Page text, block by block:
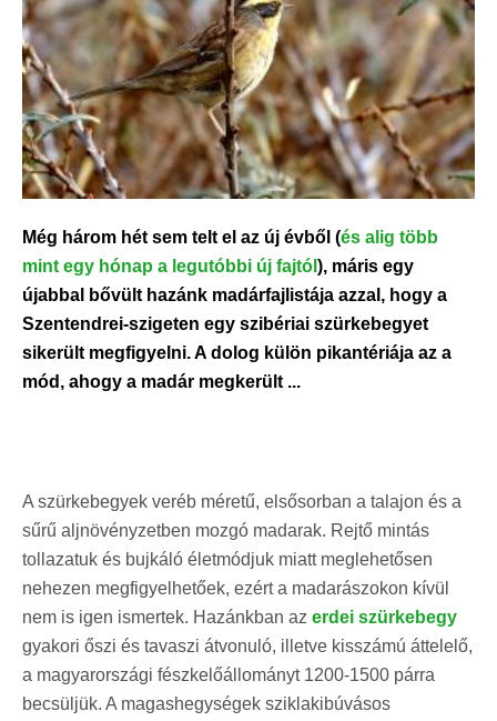
Még három hét sem telt el az új évből (és alig több
mint egy hónap a legutóbbi új fajtól ), máris egy
újabbal bővült hazánk madárfajlistája azzal, hogy a
Szentendrei-szigeten egy szibériai szürkebegyet
sikerült megfigyelni. A dolog külön pikantériája az a
mód, ahogy a madár megkerült ...
A szürkebegyek veréb méretű, elsősorban a talajon és a
sűrű aljnövényzetben mozgó madarak. Rejtő mintás
tollazatuk és bujkáló életmódjuk miatt meglehetősen
nehezen megfigyelhetőek, ezért a madarászokon kívül
nem is igen ismertek. Hazánkban az erdei szürkebegy
gyakori őszi és tavaszi átvonuló, illetve kisszámú áttelelő,
a magyarországi fészkelőállományt 1200-1500 párra
becsüljük. A magashegységek sziklakibúvásos